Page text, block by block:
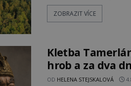
katolička, druhá
nich se usídlí na
manželku má
ZOBRAZIT VÍCE
Kletba
hrob a za dva
SSSR. Náhoda,
OD HELENA STEJSKALOVÁ